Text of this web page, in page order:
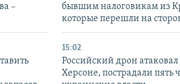
–
бывшим налоговикам из
которые перешли на
15:02
Российский дрон
Херсоне, пострадали пять